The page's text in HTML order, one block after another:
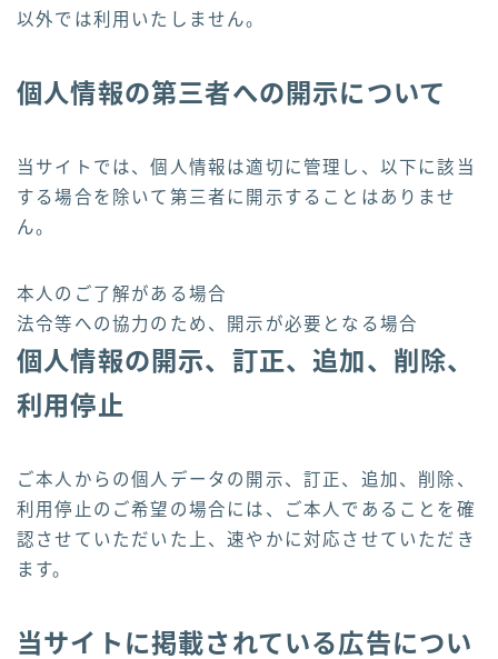
以外では利用いたしません。
個人情報の第三者への開示について
当サイトでは、個人情報は適切に管理し、以下に該当
する場合を除いて第三者に開示することはありませ
ん。
本人のご了解がある場合
法令等への協力のため、開示が必要となる場合
個人情報の開示、訂正、追加、削除、
利用停止
ご本人からの個人データの開示、訂正、追加、削除、
利用停止のご希望の場合には、ご本人であることを確
認させていただいた上、速やかに対応させていただき
ます。
当サイトに掲載されている広告につい